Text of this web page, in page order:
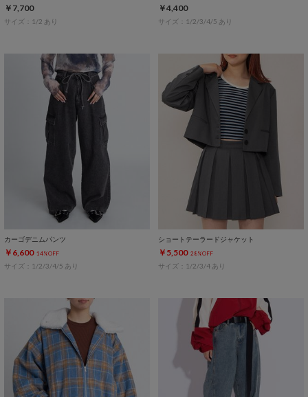
￥7,700
サイズ：1/2 あり
￥4,400
サイズ：1/2/3/4/5 あり
カーゴデニムパンツ
￥6,600 14%OFF
サイズ：1/2/3/4/5 あり
ショートテーラードジャケット
￥5,500 28%OFF
サイズ：1/2/3/4 あり